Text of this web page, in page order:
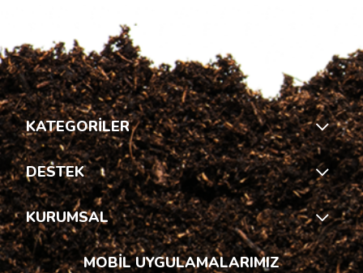
KATEGORİLER
DESTEK
KURUMSAL
MOBİL UYGULAMALARIMIZ